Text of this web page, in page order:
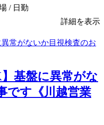
/ 日勤
詳細を表示
基盤に異常がな
です《川越営業